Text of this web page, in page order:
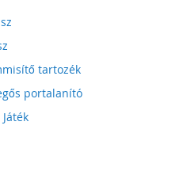
tartozék
portalanító